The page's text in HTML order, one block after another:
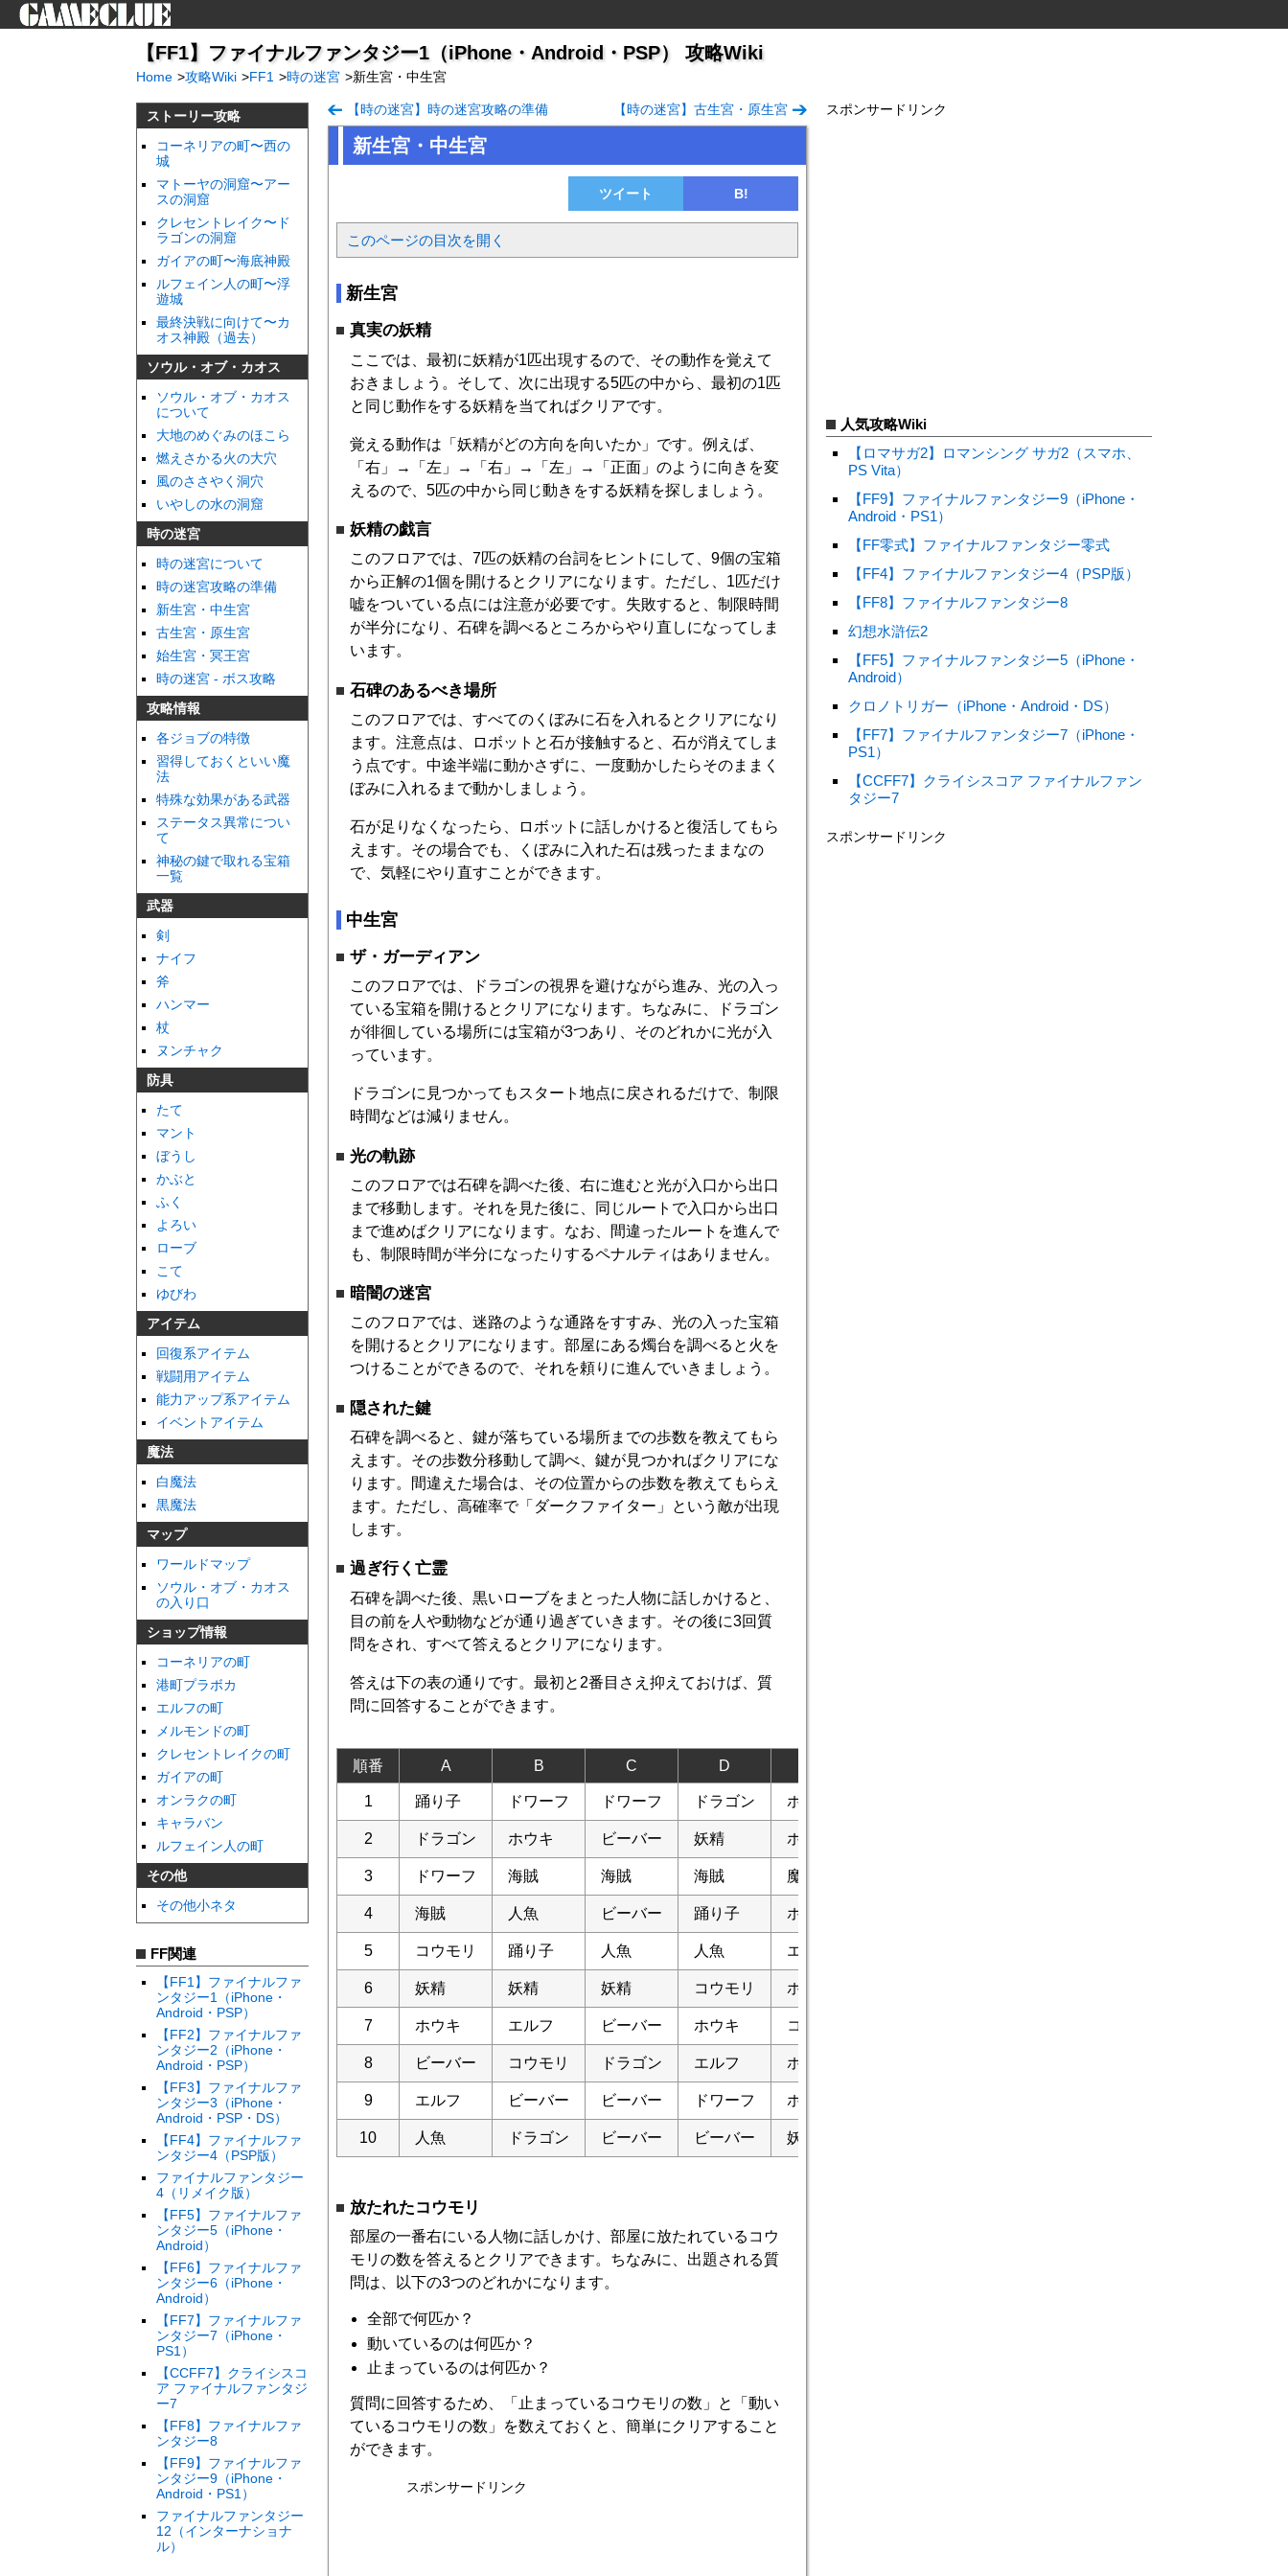
【FF1】ファイナルファンタジー1（iPhone・Android・PSP） 攻略Wiki
Home >攻略Wiki >FF1 >時の迷宮 >新生宮・中生宮
ストーリー攻略
コーネリアの町〜西の
城
マトーヤの洞窟〜アー
スの洞窟
クレセントレイク〜ド
ラゴンの洞窟
ガイアの町〜海底神殿
ルフェイン人の町〜浮
遊城
最終決戦に向けて〜カ
オス神殿（過去）
ソウル・オブ・カオス
ソウル・オブ・カオス
について
大地のめぐみのほこら
燃えさかる火の大穴
風のささやく洞穴
いやしの水の洞窟
時の迷宮
時の迷宮について
時の迷宮攻略の準備
新生宮・中生宮
古生宮・原生宮
始生宮・冥王宮
時の迷宮 - ボス攻略
攻略情報
各ジョブの特徴
習得しておくといい魔
法
特殊な効果がある武器
ステータス異常につい
て
神秘の鍵で取れる宝箱
一覧
武器
剣
ナイフ
斧
ハンマー
杖
ヌンチャク
防具
たて
マント
ぼうし
かぶと
ふく
よろい
ローブ
こて
ゆびわ
アイテム
回復系アイテム
戦闘用アイテム
能力アップ系アイテム
イベントアイテム
魔法
白魔法
黒魔法
マップ
ワールドマップ
ソウル・オブ・カオス
の入り口
ショップ情報
コーネリアの町
港町プラボカ
エルフの町
メルモンドの町
クレセントレイクの町
ガイアの町
オンラクの町
キャラバン
ルフェイン人の町
その他
その他小ネタ
FF関連
【FF1】ファイナルファ
ンタジー1（iPhone・
Android・PSP）
【FF2】ファイナルファ
ンタジー2（iPhone・
Android・PSP）
【FF3】ファイナルファ
ンタジー3（iPhone・
Android・PSP・DS）
【FF4】ファイナルファ
ンタジー4（PSP版）
ファイナルファンタジー
4（リメイク版）
【FF5】ファイナルファ
ンタジー5（iPhone・
Android）
【FF6】ファイナルファ
ンタジー6（iPhone・
Android）
【FF7】ファイナルファ
ンタジー7（iPhone・
PS1）
【CCFF7】クライシスコ
ア ファイナルファンタジ
ー7
【FF8】ファイナルファ
ンタジー8
【FF9】ファイナルファ
ンタジー9（iPhone・
Android・PS1）
ファイナルファンタジー
12（インターナショナ
ル）
【時の迷宮】時の迷宮攻略の準備 【時の迷宮】古生宮・原生宮
新生宮・中生宮
ツイート B!
このページの目次を開く
新生宮
真実の妖精
ここでは、最初に妖精が1匹出現するので、その動作を覚えて
おきましょう。そして、次に出現する5匹の中から、最初の1匹
と同じ動作をする妖精を当てればクリアです。
覚える動作は「妖精がどの方向を向いたか」です。例えば、
「右」→「左」→「右」→「左」→「正面」のように向きを変
えるので、5匹の中から同じ動きをする妖精を探しましょう。
妖精の戯言
このフロアでは、7匹の妖精の台詞をヒントにして、9個の宝箱
から正解の1個を開けるとクリアになります。ただし、1匹だけ
嘘をついている点には注意が必要です。失敗すると、制限時間
が半分になり、石碑を調べるところからやり直しになってしま
います。
石碑のあるべき場所
このフロアでは、すべてのくぼみに石を入れるとクリアになり
ます。注意点は、ロボットと石が接触すると、石が消えてしま
う点です。中途半端に動かさずに、一度動かしたらそのままく
ぼみに入れるまで動かしましょう。
石が足りなくなったら、ロボットに話しかけると復活してもら
えます。その場合でも、くぼみに入れた石は残ったままなの
で、気軽にやり直すことができます。
中生宮
ザ・ガーディアン
このフロアでは、ドラゴンの視界を避けながら進み、光の入っ
ている宝箱を開けるとクリアになります。ちなみに、ドラゴン
が徘徊している場所には宝箱が3つあり、そのどれかに光が入
っています。
ドラゴンに見つかってもスタート地点に戻されるだけで、制限
時間などは減りません。
光の軌跡
このフロアでは石碑を調べた後、右に進むと光が入口から出口
まで移動します。それを見た後に、同じルートで入口から出口
まで進めばクリアになります。なお、間違ったルートを進んで
も、制限時間が半分になったりするペナルティはありません。
暗闇の迷宮
このフロアでは、迷路のような通路をすすみ、光の入った宝箱
を開けるとクリアになります。部屋にある燭台を調べると火を
つけることができるので、それを頼りに進んでいきましょう。
隠された鍵
石碑を調べると、鍵が落ちている場所までの歩数を教えてもら
えます。その歩数分移動して調べ、鍵が見つかればクリアにな
ります。間違えた場合は、その位置からの歩数を教えてもらえ
ます。ただし、高確率で「ダークファイター」という敵が出現
します。
過ぎ行く亡霊
石碑を調べた後、黒いローブをまとった人物に話しかけると、
目の前を人や動物などが通り過ぎていきます。その後に3回質
問をされ、すべて答えるとクリアになります。
答えは下の表の通りです。最初と2番目さえ抑えておけば、質
問に回答することができます。
順番 A B C D
1 踊り子 ドワーフ ドワーフ ドラゴン ホウキ
2 ドラゴン ホウキ ビーバー 妖精 ホウキ
3 ドワーフ 海賊 海賊 海賊 魔女
4 海賊 人魚 ビーバー 踊り子 ホウキ
5 コウモリ 踊り子 人魚 人魚 エルフ
6 妖精 妖精 妖精 コウモリ ホウキ
7 ホウキ エルフ ビーバー ホウキ コウモリ
8 ビーバー コウモリ ドラゴン エルフ ホウキ
9 エルフ ビーバー ビーバー ドワーフ ホウキ
10 人魚 ドラゴン ビーバー ビーバー 妖精
放たれたコウモリ
部屋の一番右にいる人物に話しかけ、部屋に放たれているコウ
モリの数を答えるとクリアできます。ちなみに、出題される質
問は、以下の3つのどれかになります。
全部で何匹か？
動いているのは何匹か？
止まっているのは何匹か？
質問に回答するため、「止まっているコウモリの数」と「動い
ているコウモリの数」を数えておくと、簡単にクリアすること
ができます。
スポンサードリンク
スポンサードリンク
人気攻略Wiki
【ロマサガ2】ロマンシング サガ2（スマホ、
PS Vita）
【FF9】ファイナルファンタジー9（iPhone・
Android・PS1）
【FF零式】ファイナルファンタジー零式
【FF4】ファイナルファンタジー4（PSP版）
【FF8】ファイナルファンタジー8
幻想水滸伝2
【FF5】ファイナルファンタジー5（iPhone・
Android）
クロノトリガー（iPhone・Android・DS）
【FF7】ファイナルファンタジー7（iPhone・
PS1）
【CCFF7】クライシスコア ファイナルファン
タジー7
スポンサードリンク